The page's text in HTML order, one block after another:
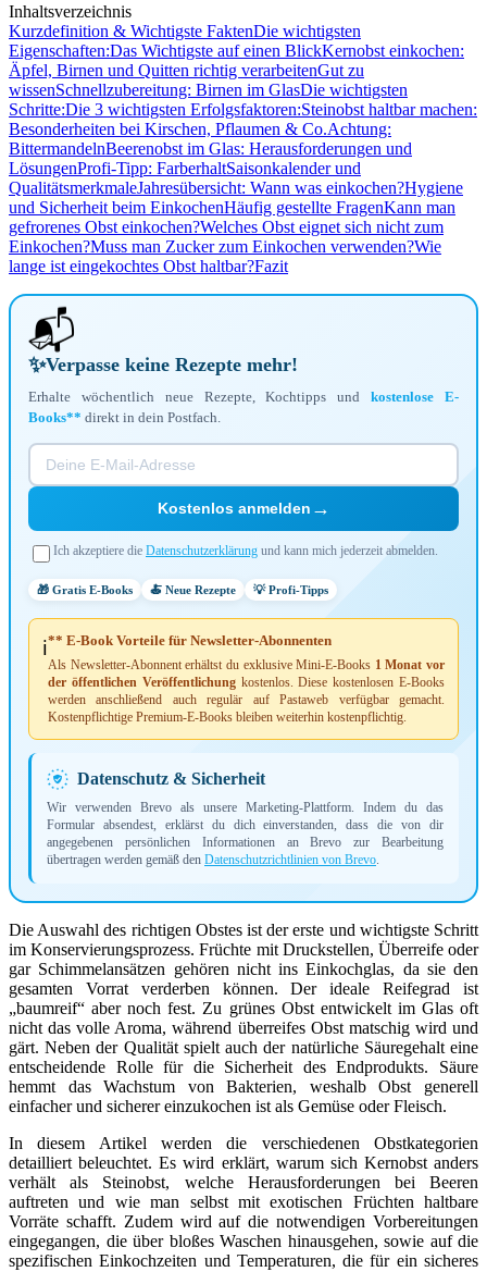
Inhaltsverzeichnis
Kurzdefinition & Wichtigste FaktenDie wichtigsten
Eigenschaften:Das Wichtigste auf einen BlickKernobst einkochen:
Äpfel, Birnen und Quitten richtig verarbeitenGut zu
wissenSchnellzubereitung: Birnen im GlasDie wichtigsten
Schritte:Die 3 wichtigsten Erfolgsfaktoren:Steinobst haltbar machen:
Besonderheiten bei Kirschen, Pflaumen & Co.Achtung:
BittermandelnBeerenobst im Glas: Herausforderungen und
LösungenProfi-Tipp: FarberhaltSaisonkalender und
QualitätsmerkmaleJahresübersicht: Wann was einkochen?Hygiene
und Sicherheit beim EinkochenHäufig gestellte FragenKann man
gefrorenes Obst einkochen?Welches Obst eignet sich nicht zum
Einkochen?Muss man Zucker zum Einkochen verwenden?Wie
lange ist eingekochtes Obst haltbar?Fazit
📬
✨Verpasse keine Rezepte mehr!
Erhalte wöchentlich neue Rezepte, Kochtipps undkostenlose E-
Books** direkt in dein Postfach.
Kostenlos anmelden →
Ich akzeptiere die Datenschutzerklärung und kann mich jederzeit abmelden.
🎁 Gratis E-Books 🍝 Neue Rezepte 💡 Profi-Tipps
ℹ️** E-Book Vorteile für Newsletter-Abonnenten
Als Newsletter-Abonnent erhältst du exklusive Mini-E-Books 1 Monat vor
der öffentlichen Veröffentlichungkostenlos. Diese kostenlosen E-Books
werden anschließend auch regulär auf Pastaweb verfügbar gemacht.
Kostenpflichtige Premium-E-Books bleiben weiterhin kostenpflichtig.
Datenschutz & Sicherheit
Wir verwenden Brevo als unsere Marketing-Plattform. Indem du das
Formular absendest, erklärst du dich einverstanden, dass die von dir
angegebenen persönlichen Informationen an Brevo zur Bearbeitung
übertragen werden gemäß den Datenschutzrichtlinien von Brevo
Die Auswahl des richtigen Obstes ist der erste und wichtigste Schritt
im Konservierungsprozess. Früchte mit Druckstellen, Überreife oder
gar Schimmelansätzen gehören nicht ins Einkochglas, da sie den
gesamten Vorrat verderben können. Der ideale Reifegrad ist
„baumreif“ aber noch fest. Zu grünes Obst entwickelt im Glas oft
nicht das volle Aroma, während überreifes Obst matschig wird und
gärt. Neben der Qualität spielt auch der natürliche Säuregehalt eine
entscheidende Rolle für die Sicherheit des Endprodukts. Säure
hemmt das Wachstum von Bakterien, weshalb Obst generell
einfacher und sicherer einzukochen ist als Gemüse oder Fleisch.
In diesem Artikel werden die verschiedenen Obstkategorien
detailliert beleuchtet. Es wird erklärt, warum sich Kernobst anders
verhält als Steinobst, welche Herausforderungen bei Beeren
auftreten und wie man selbst mit exotischen Früchten haltbare
Vorräte schafft. Zudem wird auf die notwendigen Vorbereitungen
eingegangen, die über bloßes Waschen hinausgehen, sowie auf die
spezifischen Einkochzeiten und Temperaturen, die für ein sicheres